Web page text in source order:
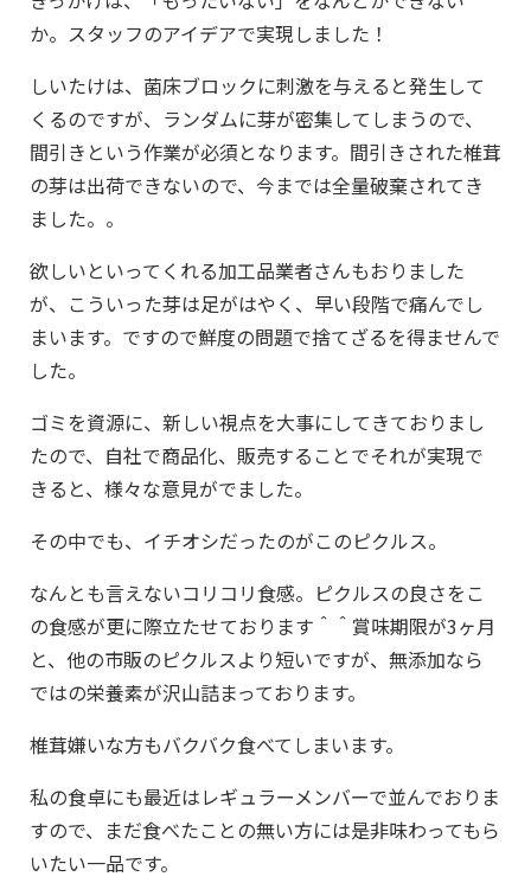
か。スタッフのアイデアで実現しました！
しいたけは、菌床ブロックに刺激を与えると発生して
くるのですが、ランダムに芽が密集してしまうので、
間引きという作業が必須となります。間引きされた椎茸
の芽は出荷できないので、今までは全量破棄されてき
ました。。
欲しいといってくれる加工品業者さんもおりました
が、こういった芽は足がはやく、早い段階で痛んでし
まいます。ですので鮮度の問題で捨てざるを得ませんで
した。
ゴミを資源に、新しい視点を大事にしてきておりまし
たので、自社で商品化、販売することでそれが実現で
きると、様々な意見がでました。
その中でも、イチオシだったのがこのピクルス。
なんとも言えないコリコリ食感。ピクルスの良さをこ
の食感が更に際立たせております＾＾賞味期限が3ヶ月
と、他の市販のピクルスより短いですが、無添加なら
ではの栄養素が沢山詰まっております。
椎茸嫌いな方もバクバク食べてしまいます。
私の食卓にも最近はレギュラーメンバーで並んでおりま
すので、まだ食べたことの無い方には是非味わってもら
いたい一品です。